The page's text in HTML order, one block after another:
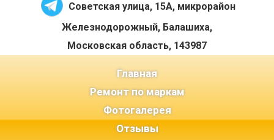
Советская улица, 15А, микрорайон
Железнодорожный, Балашиха,
Московская область, 143987
Главная(current)
Ремонт по маркам
Фотогалерея
Отзывы